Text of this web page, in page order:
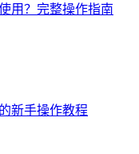
用？完整操作指南
新手操作教程